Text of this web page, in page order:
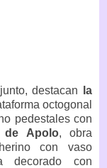
destacan
la
octogonal
pedestales con
de Apolo, obra
con vaso
decorado con